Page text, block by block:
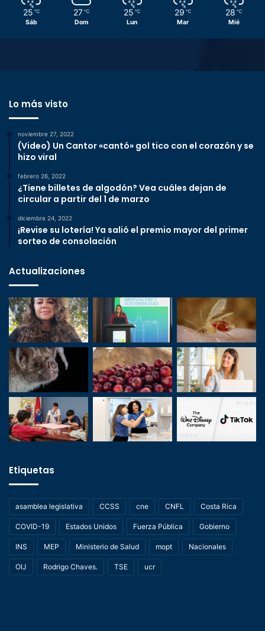
25 ℃
Sáb
27 ℃
Dom
25 ℃
Lun
29 ℃
Mar
28 ℃
Mié
Lo más visto
noviembre 27, 2022
(Video) Un Cantor «cantó» gol tico con el corazón y se
hizo viral
febrero 26, 2022
¿Tiene billetes de algodón? Vea cuáles dejan de
circular a partir del 1 de marzo
diciembre 24, 2022
¡Revise su lotería! Ya salió el premio mayor del primer
sorteo de consolación
Actualizaciones
Etiquetas
asamblea legislativa CCSS cne CNFL Costa Rica
COVID-19 Estados Unidos Fuerza Pública Gobierno
INS MEP Ministerio de Salud mopt Nacionales
OIJ Rodrigo Chaves. TSE ucr